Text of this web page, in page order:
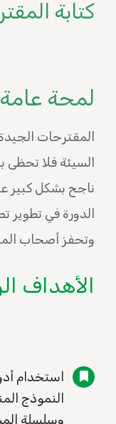
كتابة
لمحة عامة
المقترحات
السيئة فلا تحظى
ناجح بشكل كبير
الدورة في تطوير
وتحفز أصحاب
الأهداف
استخدام
النموذج
وسلسلة